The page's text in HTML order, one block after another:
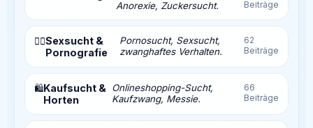
Anorexie, Zuckersucht.
Beiträge
❤️‍🔥Sexsucht &
Pornografie
Pornosucht, Sexsucht,
zwanghaftes Verhalten.
62
Beiträge
🛍️Kaufsucht &
Horten
Onlineshopping-Sucht,
Kaufzwang, Messie.
66
Beiträge